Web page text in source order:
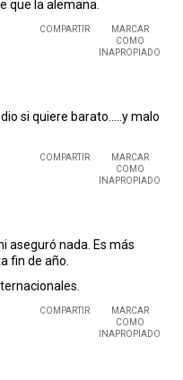
que la alemana.
COMPARTIR
MARCAR
COMO
INAPROPIADO
si quiere barato.....y malo
COMPARTIR
MARCAR
COMO
INAPROPIADO
aseguró nada. Es más
fin de año.
COMPARTIR
MARCAR
COMO
INAPROPIADO